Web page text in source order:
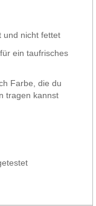
und nicht fettet
ein taufrisches
Farbe, die du
tragen kannst